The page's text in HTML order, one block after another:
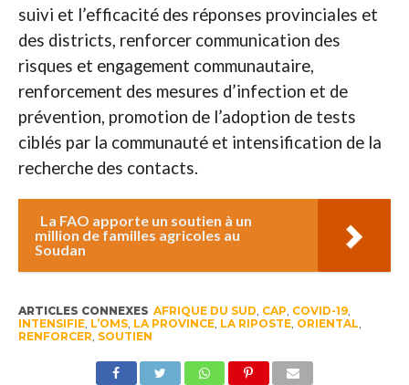
suivi et l’efficacité des réponses provinciales et
des districts, renforcer communication des
risques et engagement communautaire,
renforcement des mesures d’infection et de
prévention, promotion de l’adoption de tests
ciblés par la communauté et intensification de la
recherche des contacts.
La FAO apporte un soutien à un
million de familles agricoles au
Soudan
ARTICLES CONNEXES AFRIQUE DU SUD, CAP, COVID-19,
INTENSIFIE, L’OMS, LA PROVINCE, LA RIPOSTE, ORIENTAL,
RENFORCER, SOUTIEN